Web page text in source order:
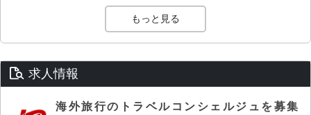
もっと見る
求人情報
海外旅行のトラベルコンシェルジュを募集